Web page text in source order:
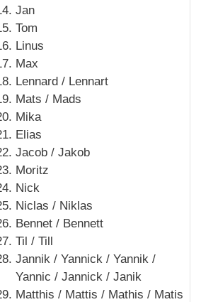
Jan
Tom
Linus
Max
Lennard / Lennart
Mats / Mads
Mika
Elias
Jacob / Jakob
Moritz
Nick
Niclas / Niklas
Bennet / Bennett
Til / Till
Jannik / Yannick / Yannik /
Yannic / Jannick / Janik
Matthis / Mattis / Mathis / Matis